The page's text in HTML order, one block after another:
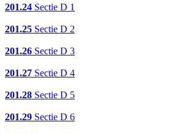
201.24 Sectie D 1
201.25 Sectie D 2
201.26 Sectie D 3
201.27 Sectie D 4
201.28 Sectie D 5
201.29 Sectie D 6